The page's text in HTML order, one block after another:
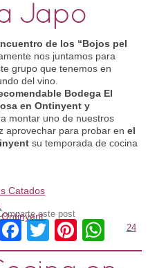
Japo
de los “Bojos pel
nos juntamos para
grupo que tenemos en
del vino.
Bodega El
en Ontinyent y
montar uno de nuestros
aprovechar para probar enel
su temporada de cocina
Catados
Ontinyent,
este post
Facebook
Twitter 24